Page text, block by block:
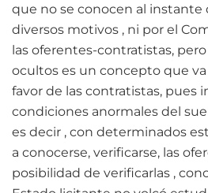
que no se conocen al instante
diversos motivos , ni por el
las oferentes-contratistas,
ocultos es un concepto que va
favor de las contratistas, pues
condiciones anormales del
es decir , con determinados
a conocerse, verificarse, las
posibilidad de verificarlas ,